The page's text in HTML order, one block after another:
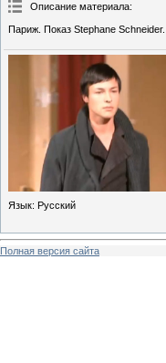
Описание материала:
Париж. Показ Stephane Schneider.
Язык: Русский
Полная версия сайта